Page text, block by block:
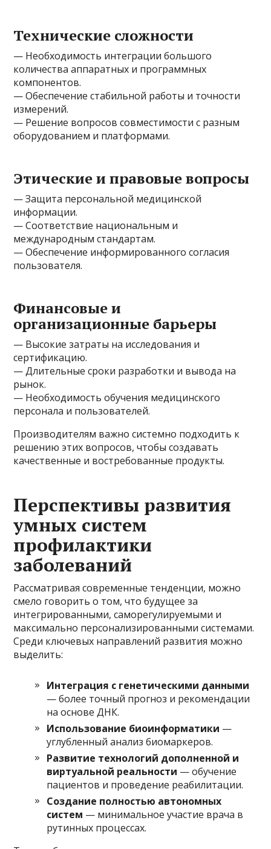
Технические сложности
— Необходимость интеграции большого
количества аппаратных и программных
компонентов.
— Обеспечение стабильной работы и точности
измерений.
— Решение вопросов совместимости с разным
оборудованием и платформами.
Этические и правовые вопросы
— Защита персональной медицинской
информации.
— Соответствие национальным и
международным стандартам.
— Обеспечение информированного согласия
пользователя.
Финансовые и
организационные барьеры
— Высокие затраты на исследования и
сертификацию.
— Длительные сроки разработки и вывода на
рынок.
— Необходимость обучения медицинского
персонала и пользователей.
Производителям важно системно подходить к
решению этих вопросов, чтобы создавать
качественные и востребованные продукты.
Перспективы развития
умных систем
профилактики
заболеваний
Рассматривая современные тенденции, можно
смело говорить о том, что будущее за
интегрированными, саморегулируемыми и
максимально персонализированными системами.
Среди ключевых направлений развития можно
выделить:
Интеграция с генетическими данными
— более точный прогноз и рекомендации
на основе ДНК.
Использование биоинформатики —
углубленный анализ биомаркеров.
Развитие технологий дополненной и
виртуальной реальности — обучение
пациентов и проведение реабилитации.
Создание полностью автономных
систем — минимальное участие врача в
рутинных процессах.